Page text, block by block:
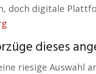
doch digitale
dieses
riesige Auswahl